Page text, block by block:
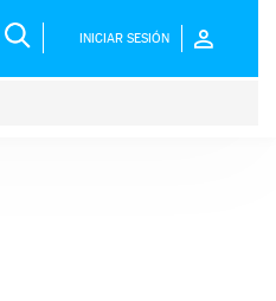
INICIAR SESIÓN